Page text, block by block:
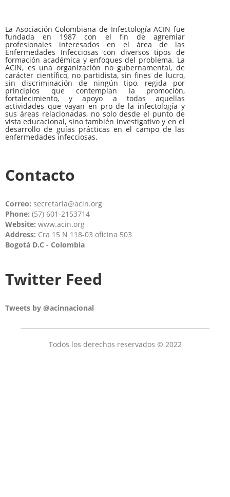
La Asociación Colombiana de Infectología ACIN fue
fundada en 1987 con el fin de agremiar
profesionales interesados en el área de las
Enfermedades Infecciosas con diversos tipos de
formación académica y enfoques del problema. La
ACIN, es una organización no gubernamental, de
carácter científico, no partidista, sin fines de lucro,
sin discriminación de ningún tipo, regida por
principios que contemplan la promoción,
fortalecimiento, y apoyo a todas aquellas
actividades que vayan en pro de la infectología y
sus áreas relacionadas, no solo desde el punto de
vista educacional, sino también investigativo y en el
desarrollo de guías prácticas en el campo de las
enfermedades infecciosas.
Contacto
Correo: secretaria@acin.org
Phone: (57) 601-2153714
Website: www.acin.org
Address: Cra 15 N 118-03 oficina 503
Bogotá D.C - Colombia
Twitter Feed
Tweets by @acinnacional
Todos los derechos reservados © 2022